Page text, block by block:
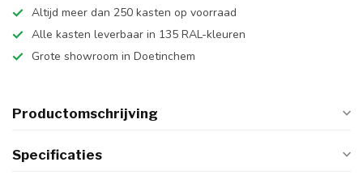
Altijd meer dan 250 kasten op voorraad
Alle kasten leverbaar in 135 RAL-kleuren
Grote showroom in Doetinchem
Productomschrijving
Specificaties